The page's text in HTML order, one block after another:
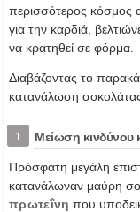
περισσότερος κόσμος
για την καρδιά,
να κρατηθεί σε φόρμα.
Διαβάζοντας το
κατανάλωση
1 Μείωση κινδύνου
Πρόσφατη μεγάλη
κατανάλωναν μαύρη
πρωτεΐνη που